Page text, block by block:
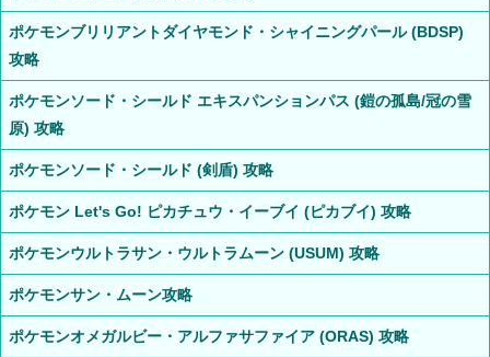
ポケモンブリリアントダイヤモンド・シャイニングパール (BDSP)
攻略
ポケモンソード・シールド エキスパンションパス (鎧の孤島/冠の雪
原) 攻略
ポケモンソード・シールド (剣盾) 攻略
ポケモン Let's Go! ピカチュウ・イーブイ (ピカブイ) 攻略
ポケモンウルトラサン・ウルトラムーン (USUM) 攻略
ポケモンサン・ムーン攻略
ポケモンオメガルビー・アルファサファイア (ORAS) 攻略